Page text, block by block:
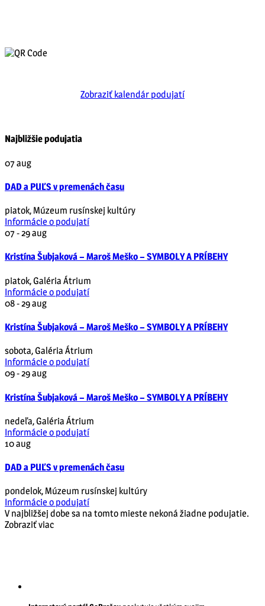
Zobraziť kalendár podujatí
Najbližšie podujatia
07 aug
DAD a PUĽS v premenách času
piatok, Múzeum rusínskej kultúry
Informácie o podujatí
07 - 29aug
Kristína Šubjaková – Maroš Meško – SYMBOLY A PRÍBEHY
piatok,Galéria Átrium
Informácie o podujatí
08 - 29aug
Kristína Šubjaková – Maroš Meško – SYMBOLY A PRÍBEHY
sobota,Galéria Átrium
Informácie o podujatí
09 - 29aug
Kristína Šubjaková – Maroš Meško – SYMBOLY A PRÍBEHY
nedeľa,Galéria Átrium
Informácie o podujatí
10aug
DAD a PUĽS v premenách času
pondelok, Múzeum rusínskej kultúry
Informácie o podujatí
V najbližšej dobe sa na tomto mieste nekoná žiadne podujatie.
Zobraziť viac